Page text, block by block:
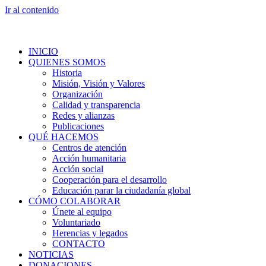
Ir al contenido
INICIO
QUIENES SOMOS
Historia
Misión, Visión y Valores
Organización
Calidad y transparencia
Redes y alianzas
Publicaciones
QUÉ HACEMOS
Centros de atención
Acción humanitaria
Acción social
Cooperación para el desarrollo
Educación parar la ciudadanía global
CÓMO COLABORAR
Únete al equipo
Voluntariado
Herencias y legados
CONTACTO
NOTICIAS